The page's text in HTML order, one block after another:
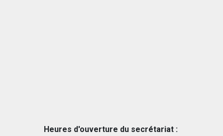
Heures d'ouverture du secrétariat :